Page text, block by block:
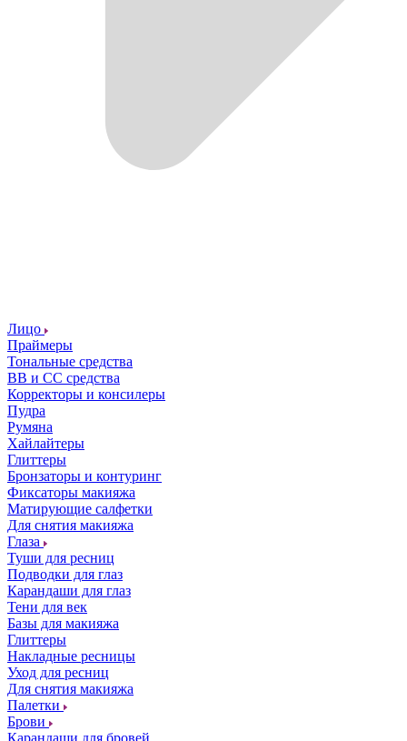
Лицо
Праймеры
Тональные средства
ВВ и СС средства
Корректоры и консилеры
Пудра
Румяна
Хайлайтеры
Глиттеры
Бронзаторы и контуринг
Фиксаторы макияжа
Матирующие салфетки
Для снятия макияжа
Глаза
Туши для ресниц
Подводки для глаз
Карандаши для глаз
Тени для век
Базы для макияжа
Глиттеры
Накладные ресницы
Уход для ресниц
Для снятия макияжа
Палетки
Брови